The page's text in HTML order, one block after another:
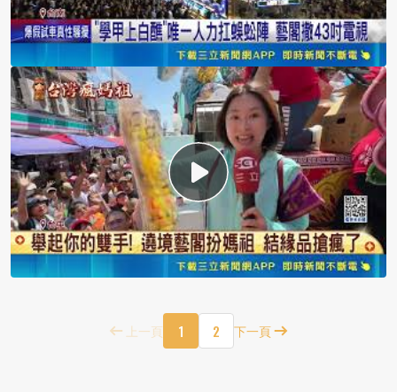
上一頁 1 2 下一頁